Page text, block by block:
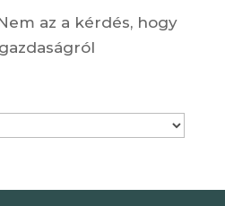
az a kérdés, hogy